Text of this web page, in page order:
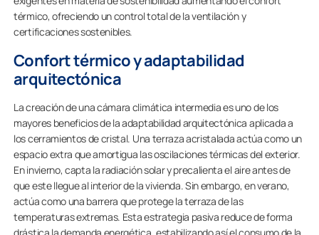
térmico, ofreciendo un control total de la ventilación y
certificaciones sostenibles.
Confort térmico y adaptabilidad
arquitectónica
La creación de una cámara climática intermedia es uno de los
mayores beneficios de la adaptabilidad arquitectónica aplicada a
los cerramientos de cristal. Una terraza acristalada actúa como un
espacio extra que amortigua las oscilaciones térmicas del exterior.
En invierno, capta la radiación solar y precalienta el aire antes de
que este llegue al interior de la vivienda. Sin embargo, en verano,
actúa como una barrera que protege la terraza de las
temperaturas extremas. Esta estrategia pasiva reduce de forma